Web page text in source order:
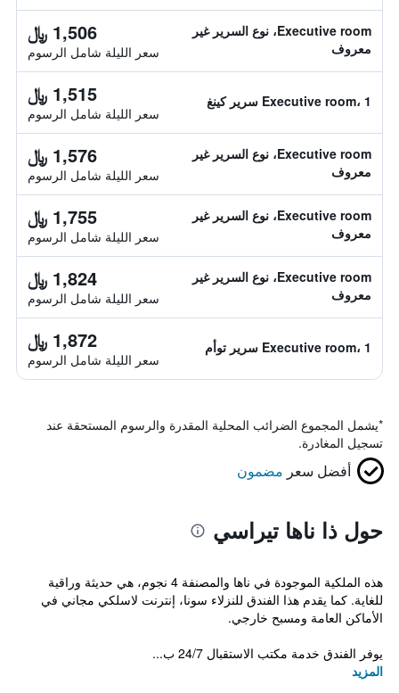
Executive room، نوع السرير غير
معروف
1,506 ﷼
سعر الليلة شامل الرسوم
Executive room، 1 سرير كينغ 1,515 ﷼
سعر الليلة شامل الرسوم
Executive room، نوع السرير غير
معروف
1,576 ﷼
سعر الليلة شامل الرسوم
Executive room، نوع السرير غير
معروف
1,755 ﷼
سعر الليلة شامل الرسوم
Executive room، نوع السرير غير
معروف
1,824 ﷼
سعر الليلة شامل الرسوم
Executive room، 1 سرير توأم 1,872 ﷼
سعر الليلة شامل الرسوم
*يشمل المجموع الضرائب المحلية المقدرة والرسوم المستحقة عند
تسجيل المغادرة.
أفضل سعر مضمون
حول ذا ناها تيراسي
هذه الملكية الموجودة في ناها والمصنفة 4 نجوم، هي حديثة وراقية
للغاية. كما يقدم هذا الفندق للنزلاء سونا، إنترنت لاسلكي مجاني في
الأماكن العامة ومسبح خارجي.
يوفر الفندق خدمة مكتب الاستقبال 24/7 ب...
المزيد